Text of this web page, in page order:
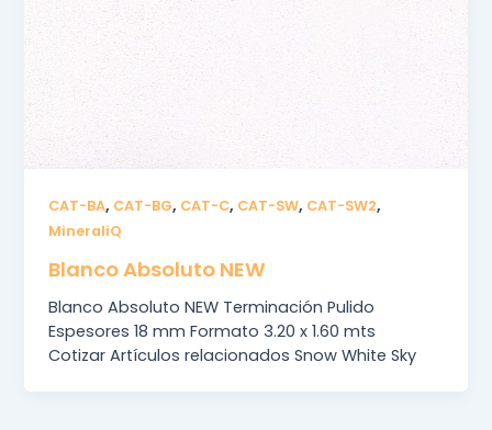
CAT-BA, CAT-BG, CAT-C, CAT-SW, CAT-SW2,
MineraliQ
Blanco Absoluto NEW
Blanco Absoluto NEW Terminación Pulido
Espesores 18 mm Formato 3.20 x 1.60 mts
Cotizar Artículos relacionados Snow White Sky